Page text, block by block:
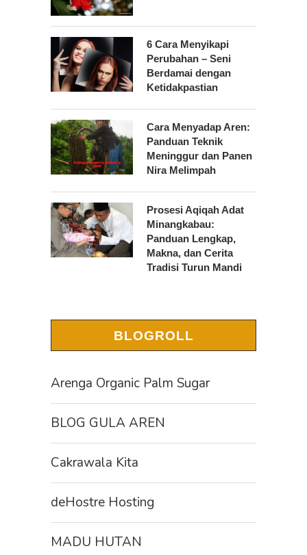
6 Cara Menyikapi
Perubahan – Seni
Berdamai dengan
Ketidakpastian
Cara Menyadap Aren:
Panduan Teknik
Meninggur dan Panen
Nira Melimpah
Prosesi Aqiqah Adat
Minangkabau:
Panduan Lengkap,
Makna, dan Cerita
Tradisi Turun Mandi
BLOGROLL
Arenga Organic Palm Sugar
BLOG GULA AREN
Cakrawala Kita
deHostre Hosting
MADU HUTAN